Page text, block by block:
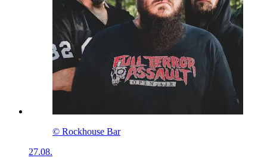
© Rockhouse Bar
27.08.